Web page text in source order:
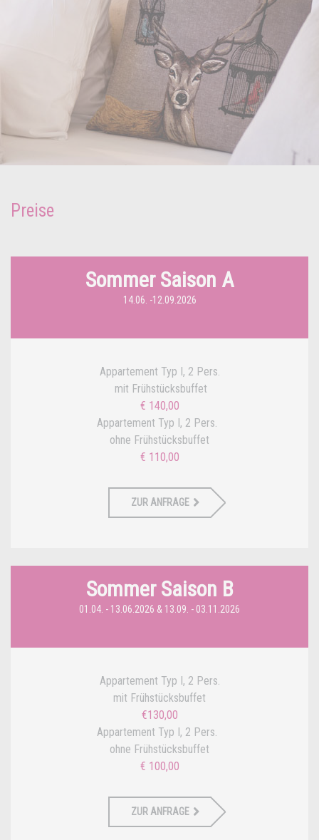
Preise
Sommer Saison A
14.06. -12.09.2026
Appartement Typ I, 2 Pers.
mit Frühstücksbuffet
€ 140,00
Appartement Typ I, 2 Pers.
ohne Frühstücksbuffet
€ 110,00
ZUR ANFRAGE
Sommer Saison B
01.04. - 13.06.2026 & 13.09. - 03.11.2026
Appartement Typ I, 2 Pers.
mit Frühstücksbuffet
€130,00
Appartement Typ I, 2 Pers.
ohne Frühstücksbuffet
€ 100,00
ZUR ANFRAGE